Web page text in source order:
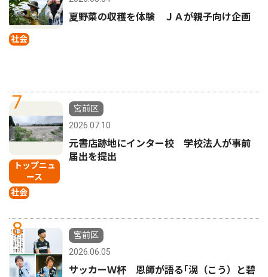
社会
夏野菜の収穫を体験 ＪＡが親子向け企画
7
トップニュ
ース
社会
宮前区
2026.07.10
元書店跡地にインター校 学校法人が事前
届出を提出
8
宮前区
2026.06.05
サッカーＷ杯 恩師が語る｢滉（こう）と碧